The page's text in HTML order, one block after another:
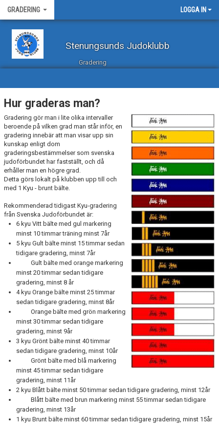
GRADERING LOGGA IN
Stenungsunds Judoklubb
Gradering
Hur graderas man?
Gradering gör man i lite olika intervaller
beroende på vilken grad man står inför, en
gradering innebär att man visar upp sin
kunskap enligt dom
graderingsbestämmelser som svenska
judoförbundet har fastställt, och då
erhåller man en högre grad.
Detta görs lokalt på klubben upp till och
med 1 Kyu - brunt bälte.
Rekommenderad tidigast Kyu-gradering
från Svenska Judoförbundet är:
6 kyu Vitt bälte med gul markering
minst 10 timmar träning minst 7år
5 kyu Gult bälte minst 15 timmar sedan
tidigare gradering, minst 7år
Gult bälte med orange markering
minst 20 timmar sedan tidigare
gradering, minst 8 år
4 kyu Orange bälte minst 25 timmar
sedan tidigare gradering, minst 8år
Orange bälte med grön markering
minst 30 timmar sedan tidigare
gradering, minst 9år
3 kyu Grönt bälte minst 40 timmar
sedan tidigare gradering, minst 10år
Grönt bälte med blå markering
minst 45 timmar sedan tidigare
gradering, minst 11år
2 kyu Blått bälte minst 50 timmar sedan tidigare gradering, minst 12år
Blått bälte med brun markering minst 55 timmar sedan tidigare
gradering, minst 13år
1 kyu Brunt bälte minst 60 timmar sedan tidigare gradering, minst 15år